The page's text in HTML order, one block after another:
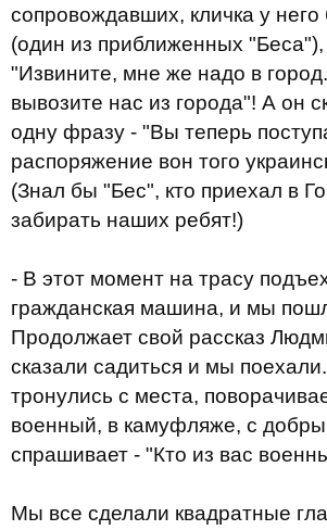
сопровождавших, кличка у
(один из приближенных "Беса"),
"Извините, мне же надо в
вывозите нас из города"! А он
одну фразу - "Вы теперь
распоряжение вон того
(Знал бы "Бес", кто приехал в
забирать наших ребят!)
- В этот момент на трасу
гражданская машина, и мы
Продолжает свой рассказ
сказали садиться и мы
тронулись с места,
военный, в камуфляже, с
спрашивает - "Кто из вас
Мы все сделали квадратные